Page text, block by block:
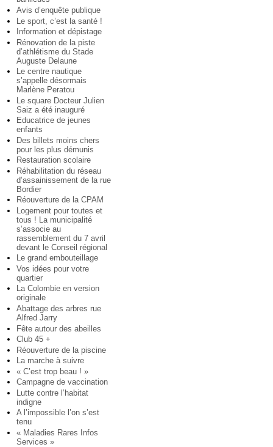
Avis d’enquête publique
Le sport, c’est la santé !
Information et dépistage
Rénovation de la piste
d’athlétisme du Stade
Auguste Delaune
Le centre nautique
s’appelle désormais
Marlène Peratou
Le square Docteur Julien
Saiz a été inauguré
Educatrice de jeunes
enfants
Des billets moins chers
pour les plus démunis
Restauration scolaire
Réhabilitation du réseau
d’assainissement de la rue
Bordier
Réouverture de la CPAM
Logement pour toutes et
tous ! La municipalité
s’associe au
rassemblement du 7 avril
devant le Conseil régional
Le grand embouteillage
Vos idées pour votre
quartier
La Colombie en version
originale
Abattage des arbres rue
Alfred Jarry
Fête autour des abeilles
Club 45 +
Réouverture de la piscine
La marche à suivre
« C’est trop beau ! »
Campagne de vaccination
Lutte contre l’habitat
indigne
A l’impossible l’on s’est
tenu
« Maladies Rares Infos
Services »